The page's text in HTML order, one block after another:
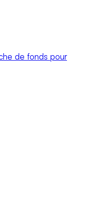
de fonds pour